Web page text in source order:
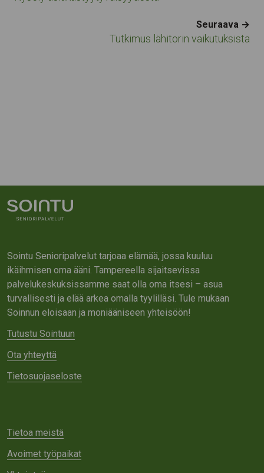
Seuraava →
Tutkimus lähitorin vaikutuksista
Sointu Senioripalvelut tarjoaa elämää, jossa kuuluu
ikäihmisen oma ääni. Tampereella sijaitsevissa
palvelukeskuksissamme saat olla oma itsesi – asua
turvallisesti ja elää arkea omalla tyylilläsi. Tule mukaan
Soinnun eloisaan ja moniääniseen yhteisöön!
Tutustu Sointuun
Ota yhteyttä
Tietosuojaseloste
Tietoa meistä
Avoimet työpaikat